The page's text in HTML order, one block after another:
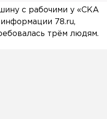
с рабочими у «СКА
78.ru,
трём людям.